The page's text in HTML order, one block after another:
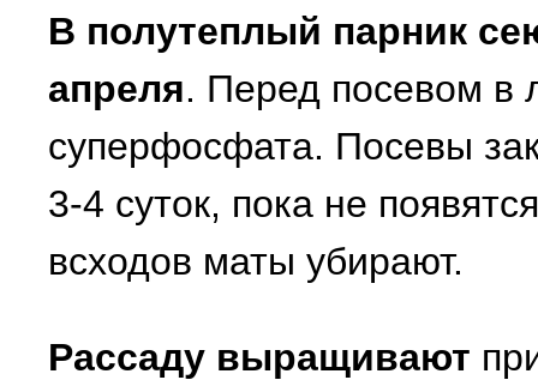
В полутеплый парник
апреля. Перед посевом в
суперфосфата. Посевы
3-4 суток, пока не
всходов маты убирают.
Рассаду выращивают